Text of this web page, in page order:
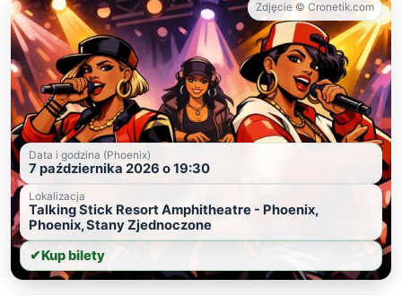
Zdjęcie © Cronetik.com
Data i godzina (Phoenix)
7 października 2026 o 19:30
Lokalizacja
Talking Stick Resort Amphitheatre - Phoenix,
Phoenix, Stany Zjednoczone
✔Kup bilety